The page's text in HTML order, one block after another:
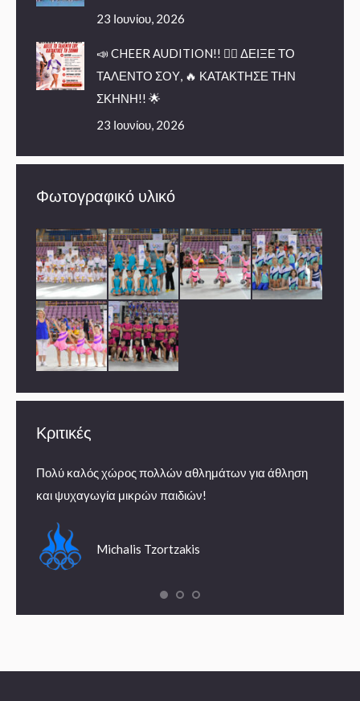
23 Ιουνίου, 2026
📣 CHEER AUDITION!! 🤸‍♀️ ΔΕΙΞΕ ΤΟ
ΤΑΛΕΝΤΟ ΣΟΥ, 🔥 ΚΑΤΑΚΤΗΣΕ ΤΗΝ
ΣΚΗΝΗ!! 🌟
23 Ιουνίου, 2026
Φωτογραφικό υλικό
Κριτικές
Πολύ καλός χώρος πολλών αθλημάτων για άθληση
και ψυχαγωγία μικρών παιδιών!
Michalis Tzortzakis